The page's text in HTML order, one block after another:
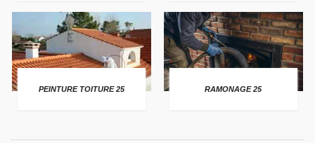
PEINTURE TOITURE 25 RAMONAGE 25